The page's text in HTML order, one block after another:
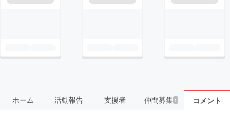
ホーム 活動報告 支援者 仲間募集 1 コメント